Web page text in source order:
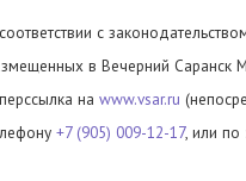
с
в Вечерний Саранск
на www.vsar.ru
+7 (905) 009-12-17, или по